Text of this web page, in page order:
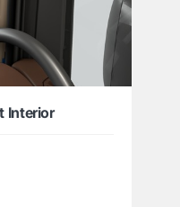
Interior